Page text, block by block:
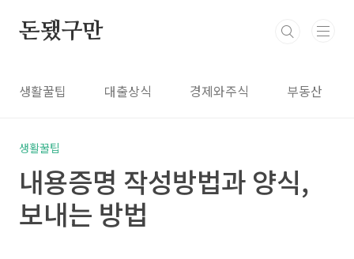
돈됐구만
생활꿀팁 대출상식 경제와주식 부동산
생활꿀팁
내용증명 작성방법과 양식,
보내는 방법